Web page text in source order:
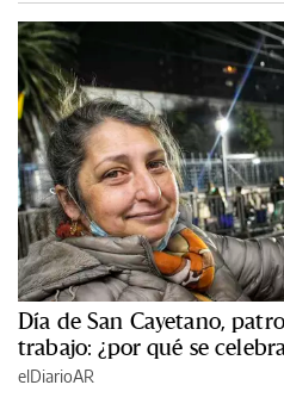
Día de San Cayetano,
trabajo: ¿por qué se
elDiarioAR